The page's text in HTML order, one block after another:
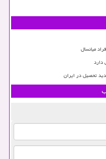
میانسال
تحصیل در ایران